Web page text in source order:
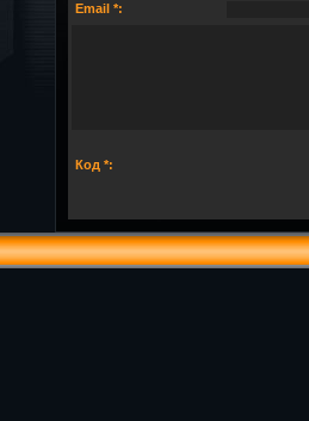
Email *:
Код *: